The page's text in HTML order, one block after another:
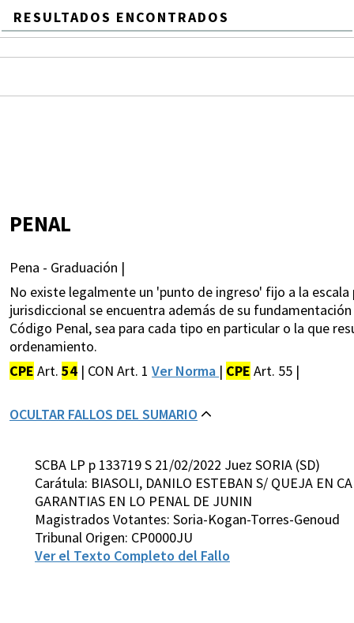
RESULTADOS ENCONTRADOS
PENAL
Pena - Graduación |
No existe legalmente un 'punto de ingreso' fijo a la
jurisdiccional se encuentra además de su
Código Penal, sea para cada tipo en particular o la que
ordenamiento.
CPE Art. 54 | CON Art. 1 Ver Norma | CPE Art. 55 |
OCULTAR FALLOS DEL SUMARIO
SCBA LP p 133719 S 21/02/2022 Juez SORIA (SD)
Carátula: BIASOLI, DANILO ESTEBAN S/ QUEJA EN
GARANTIAS EN LO PENAL DE JUNIN
Magistrados Votantes: Soria-Kogan-Torres-Genoud
Tribunal Origen: CP0000JU
Ver el Texto Completo del Fallo